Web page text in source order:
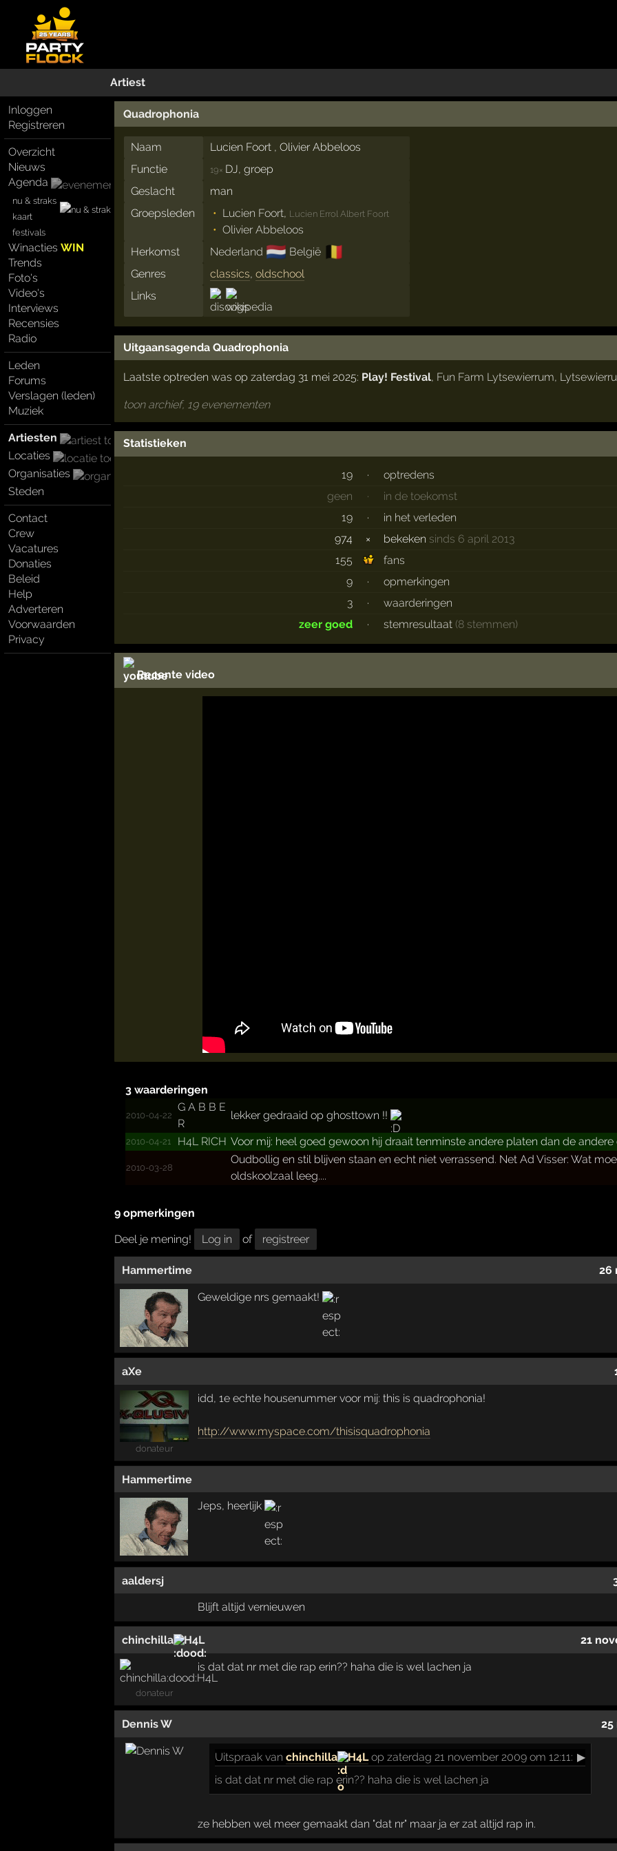
Artiest
Inloggen
Registreren
Overzicht
Nieuws
Agenda
nu & straks
kaart
festivals
WinactiesWIN
Trends
Foto's
Video's
Interviews
Recensies
Radio
Leden
Forums
Verslagen (leden)
Muziek
Artiesten
Locaties
Organisaties
Steden
Contact
Crew
Vacatures
Donaties
Beleid
Help
Adverteren
Voorwaarden
Privacy
Quadrophonia
Naam
Lucien Foort , Olivier Abbeloos
Functie
19× DJ, groep
Geslacht
man
Groepsleden
Lucien Foort, Lucien Errol Albert Foort
Olivier Abbeloos
Herkomst
Nederland 🇳🇱 België 🇧🇪
Genres classics,oldschool
Links
Uitgaansagenda Quadrophonia
Laatste optreden was op zaterdag 31 mei 2025: Play! Festival, Fun Farm Lytsewierrum,
toon archief, 19 evenementen
Statistieken
19 ·
optredens
geen
·
in de toekomst
19
·
in het verleden
974
× bekeken sinds 6 april 2013
155
fans
9
·
opmerkingen
3
·
waarderingen
zeer goed
· stemresultaat (8 stemmen)
Recente video
3 waarderingen
2010-04-22
G A B B E
R
lekker gedraaid op ghosttown !!
2010-04-21 H4L RICH Voor mij: heel goed gewoon hij draait tenminste andere platen dan de andere
2010-03-28
Oudbollig en stil blijven staan en echt niet verrassend. Net Ad Visser: Wat
oldskoolzaal leeg....
9 opmerkingen
Deel je mening!
Log in of registreer
Hammertime 26
Geweldige nrs gemaakt!
aXe
donateur
idd, 1e echte housenummer voor mij: this is quadrophonia!
http://www.myspace.com/thisisquadrophonia
Hammertime
Jeps, heerlijk
aaldersj
Blijft altijd vernieuwen
chinchilla H4L 21
donateur
is dat dat nr met die rap erin?? haha die is wel lachen ja
Dennis W 25
Uitspraakvan chinchilla H4Lop zaterdag 21 november 2009 om 12:11: ▶
is dat dat nr met die rap erin?? haha die is wel lachen ja
ze hebben wel meer gemaakt dan "dat nr" maar ja er zat altijd rap in.